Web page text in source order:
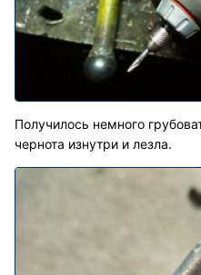
Получилось немного
чернота изнутри и лезла.